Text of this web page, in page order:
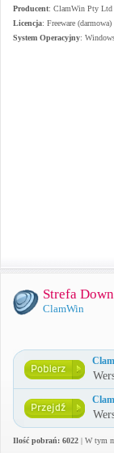
Producent: ClamWin Pty Ltd
Licencja: Freeware (darmowa)
System Operacyjny:
Strefa
ClamWin
Ilość pobrań: 6022 | W tym